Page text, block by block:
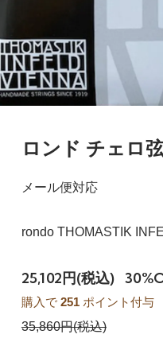
ロンド チェロ
メール便対応
rondo THOMASTIK
25,102円(税込)
購入で 251ポイント付与
35,860円(税込)